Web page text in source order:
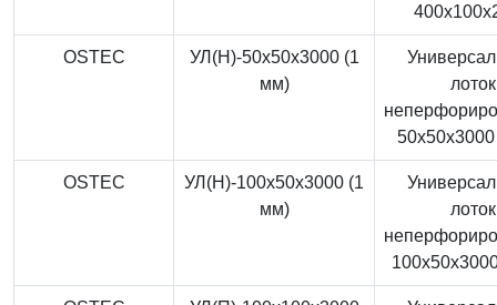
OSTEC
УЛ(Н)-50x50x3000 (1
мм)
лоток
OSTEC
УЛ(Н)-100x50x3000 (1
мм)
лоток